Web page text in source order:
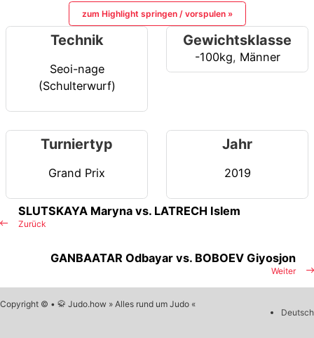
zum Highlight springen / vorspulen »
Technik
Seoi-nage
(Schulterwurf)
Gewichtsklasse
-100kg, Männer
Turniertyp
Grand Prix
Jahr
2019
Zurück
SLUTSKAYA Maryna vs. LATRECH Islem
Weiter
GANBAATAR Odbayar vs. BOBOEV Giyosjon
Copyright © • 🥋 Judo.how » Alles rund um Judo «
Deutsch